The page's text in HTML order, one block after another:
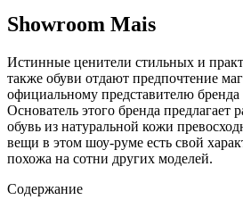
Showroom Mais
Истинные ценители стильных и
также обуви отдают предпочтение
официальному представителю
Основатель этого бренда предлагает
обувь из натуральной кожи
вещи в этом шоу-руме есть свой
похожа на сотни других моделей.
Содержание